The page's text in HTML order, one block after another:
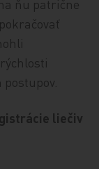
ňu patrične
liečiv